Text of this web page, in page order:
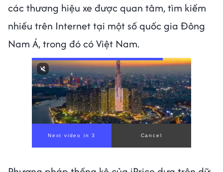
các thương hiệu xe được quan tâm, tìm kiếm
nhiều trên Internet tại một số quốc gia Đông
Nam Á, trong đó có Việt Nam.
Next video in 1 Cancel